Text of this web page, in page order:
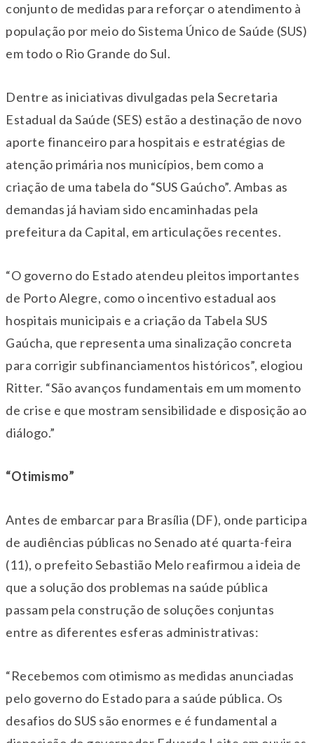
conjunto de medidas para reforçar o atendimento à
população por meio do Sistema Único de Saúde (SUS)
em todo o Rio Grande do Sul.
Dentre as iniciativas divulgadas pela Secretaria
Estadual da Saúde (SES) estão a destinação de novo
aporte financeiro para hospitais e estratégias de
atenção primária nos municípios, bem como a
criação de uma tabela do “SUS Gaúcho”. Ambas as
demandas já haviam sido encaminhadas pela
prefeitura da Capital, em articulações recentes.
“O governo do Estado atendeu pleitos importantes
de Porto Alegre, como o incentivo estadual aos
hospitais municipais e a criação da Tabela SUS
Gaúcha, que representa uma sinalização concreta
para corrigir subfinanciamentos históricos”, elogiou
Ritter. “São avanços fundamentais em um momento
de crise e que mostram sensibilidade e disposição ao
diálogo.”
“Otimismo”
Antes de embarcar para Brasília (DF), onde participa
de audiências públicas no Senado até quarta-feira
(11), o prefeito Sebastião Melo reafirmou a ideia de
que a solução dos problemas na saúde pública
passam pela construção de soluções conjuntas
entre as diferentes esferas administrativas:
“Recebemos com otimismo as medidas anunciadas
pelo governo do Estado para a saúde pública. Os
desafios do SUS são enormes e é fundamental a